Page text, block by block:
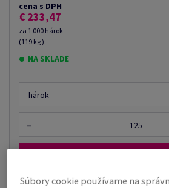
cena s DPH
€ 233,47
za 1 000 hárok
(119 kg )
NA SKLADE
hárok
−
Súbory cookie používame na